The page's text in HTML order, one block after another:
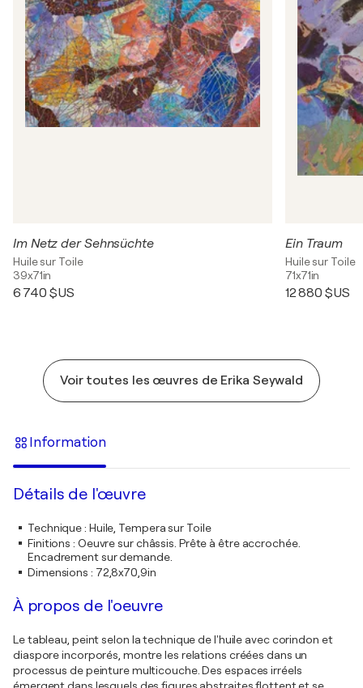
Im Netz der Sehnsüchte
Huile sur Toile
39x71in
6 740 $US
Ein Traum
Huile sur Toile
71x71in
12 880 $US
Voir toutes les œuvres de Erika Seywald
Information
Détails de l'œuvre
Technique: Huile, Tempera sur Toile
Finitions : Oeuvre sur châssis. Prête à être accrochée.
Encadrement sur demande.
Dimensions : 72,8x70,9in
À propos de l'oeuvre
Le tableau, peint selon la technique de l'huile avec corindon et
diaspore incorporés, montre les relations créées dans un
processus de peinture multicouche. Des espaces irréels
émergent dans lesquels des figures abstraites flottent et se